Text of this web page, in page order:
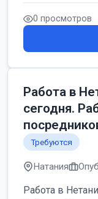
0 просмотров
Работа в
сегодня.
Требуются
Натания
Работа в